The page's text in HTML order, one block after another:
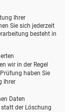
Ihrer
Sie sich jederzeit
besteht in
wir in der Regel
haben Sie
Ihrer
Daten
der Löschung